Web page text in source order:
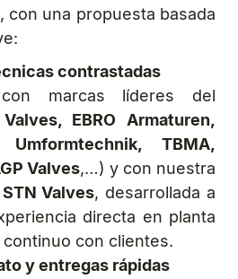
, con una propuesta basada
contrastadas
con marcas líderes del
EBRO Armaturen,
TBMA,
Valves,…) y con nuestra
STN Valves, desarrollada a
directa en planta
con clientes.
y entregas rápidas